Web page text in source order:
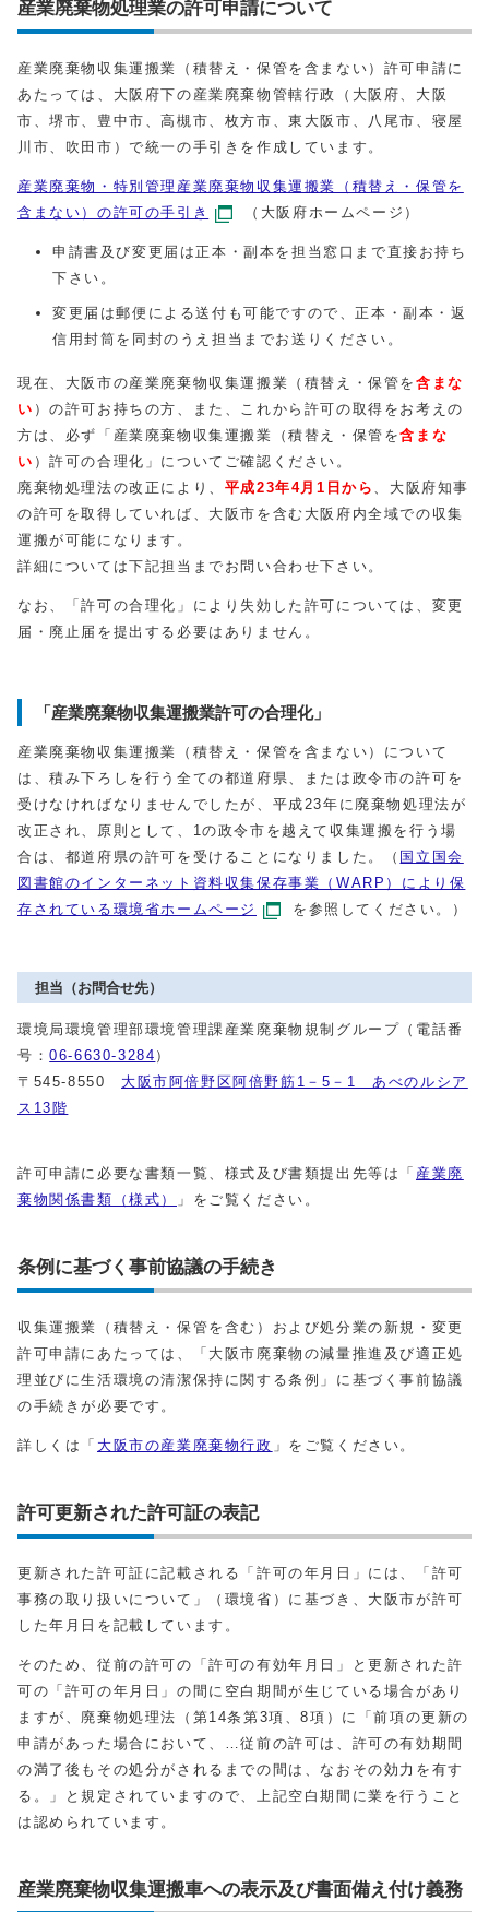
産業廃棄物処理業の許可申請について
産業廃棄物収集運搬業（積替え・保管を含まない）許可申請に
あたっては、大阪府下の産業廃棄物管轄行政（大阪府、大阪
市、堺市、豊中市、高槻市、枚方市、東大阪市、八尾市、寝屋
川市、吹田市）で統一の手引きを作成しています。
産業廃棄物・特別管理産業廃棄物収集運搬業（積替え・保管を
含まない）の許可の手引き
（大阪府ホームページ）
申請書及び変更届は正本・副本を担当窓口まで直接お持ち
下さい。
変更届は郵便による送付も可能ですので、正本・副本・返
信用封筒を同封のうえ担当までお送りください。
現在、大阪市の産業廃棄物収集運搬業（積替え・保管を含まな
い ）の許可お持ちの方、また、これから許可の取得をお考えの
方は、必ず「産業廃棄物収集運搬業（積替え・保管を含まな
い ）許可の合理化」についてご確認ください。
廃棄物処理法の改正により、 平成23年4月1日から 、大阪府知事
の許可を取得していれば、大阪市を含む大阪府内全域での収集
運搬が可能になります。
詳細については下記担当までお問い合わせ下さい。
なお、「許可の合理化」により失効した許可については、変更
届・廃止届を提出する必要はありません。
「産業廃棄物収集運搬業許可の合理化」
産業廃棄物収集運搬業（積替え・保管を含まない）について
は、積み下ろしを行う全ての都道府県、または政令市の許可を
受けなければなりませんでしたが、平成23年に廃棄物処理法が
改正され、原則として、1の政令市を越えて収集運搬を行う場
合は、都道府県の許可を受けることになりました。（ 国立国会
図書館のインターネット資料収集保存事業（WARP）により保
存されている環境省ホームページ
を参照してください。）
担当（お問合せ先）
環境局環境管理部環境管理課産業廃棄物規制グループ（電話番
号：06-6630-3284 ）
〒545-8550 大阪市阿倍野区阿倍野筋1－5－1 あべのルシア
ス13階
許可申請に必要な書類一覧、様式及び書類提出先等は「 産業廃
棄物関係書類（様式）
」をご覧ください。
条例に基づく事前協議の手続き
収集運搬業（積替え・保管を含む）および処分業の新規・変更
許可申請にあたっては、「大阪市廃棄物の減量推進及び適正処
理並びに生活環境の清潔保持に関する条例」に基づく事前協議
の手続きが必要です。
詳しくは「 大阪市の産業廃棄物行政 」をご覧ください。
許可更新された許可証の表記
更新された許可証に記載される「許可の年月日」には、「許可
事務の取り扱いについて」（環境省）に基づき、大阪市が許可
した年月日を記載しています。
そのため、従前の許可の「許可の有効年月日」と更新された許
可の「許可の年月日」の間に空白期間が生じている場合があり
ますが、廃棄物処理法（第14条第3項、8項）に「前項の更新の
申請があった場合において、…従前の許可は、許可の有効期間
の満了後もその処分がされるまでの間は、なおその効力を有す
る。」と規定されていますので、上記空白期間に業を行うこと
は認められています。
産業廃棄物収集運搬車への表示及び書面備え付け義務